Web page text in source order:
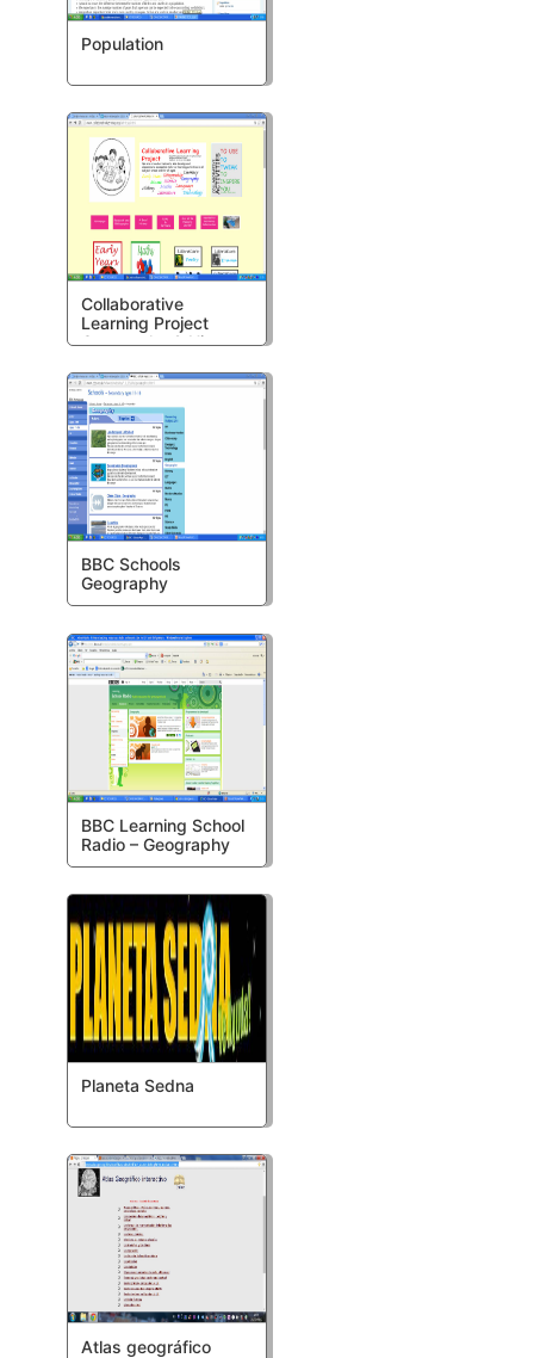
Population
Collaborative
Learning Project
Geography & History
BBC Schools
Geography
BBC Learning School
Radio – Geography
Planeta Sedna
Atlas geográfico